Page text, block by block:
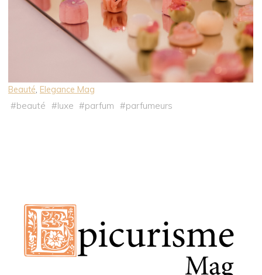
Beauté, Elegance Mag
#beauté #luxe #parfum #parfumeurs